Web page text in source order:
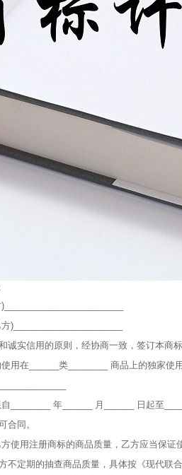
)______________________
诚实信用的原则，经协商一致，签订本商标
用在______类________ 商品上的独家使
________ 年______ 月______ 日起至
合同。
使用注册商标的商品质量，乙方应当保
不定期的抽查商品质量，具体按《现代联